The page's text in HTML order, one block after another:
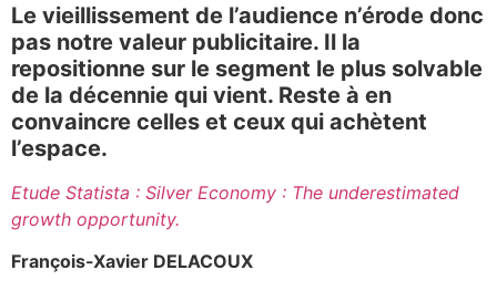
Le vieillissement de l’audience n’érode donc
pas notre valeur publicitaire. Il la
repositionne sur le segment le plus solvable
de la décennie qui vient. Reste à en
convaincre celles et ceux qui achètent
l’espace.
Etude Statista : Silver Economy : The underestimated
growth opportunity.
François-Xavier DELACOUX